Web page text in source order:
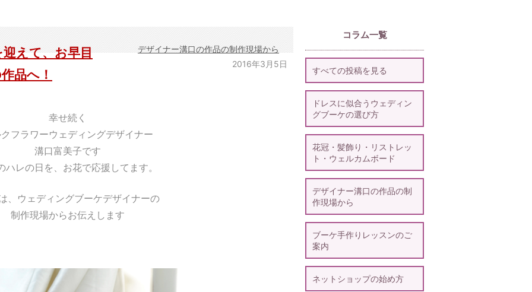
デザイナー溝口の作品の制作現場から
2016年3月5日
えて、お早目
品へ！
幸せ続く
フラワーウェディングデザイナー
溝口富美子です
ハレの日を、お花で応援してます。
、ウェディングブーケデザイナーの
制作現場からお伝えします
コラム一覧
すべての投稿を見る
ドレスに似合うウェディン
グブーケの選び方
花冠・髪飾り・リストレッ
ト・ウェルカムボード
デザイナー溝口の作品の制
作現場から
ブーケ手作りレッスンのご
案内
ネットショップの始め方